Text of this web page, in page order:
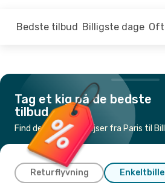
Bedste tilbud Billigste dage
Tag et kig på de bedste
tilbud
Find de billigste flyrejser fra Paris til
Returflyvning